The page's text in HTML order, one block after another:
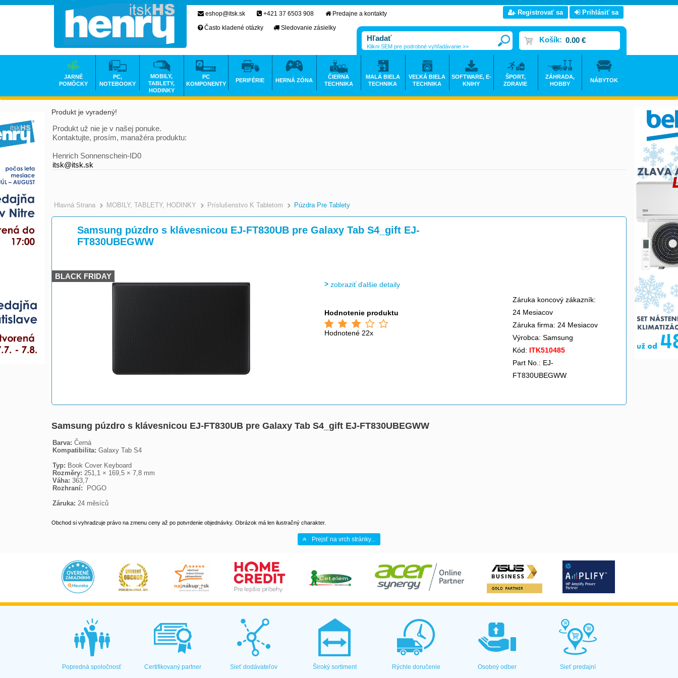
Produkt je vyradený!
Produkt už nie je v našej ponuke.
Kontaktujte, prosím, manažéra produktu:
Henrich Sonnenschein-ID0
itsk@itsk.sk
Hlavná Strana >
MOBILY, TABLETY, HODINKY >
Príslušenstvo K Tabletom >
Púzdra Pre Tablety
Samsung púzdro s klávesnicou EJ-FT830UB pre Galaxy Tab S4_gift EJ-
FT830UBEGWW
BLACK FRIDAY
zobraziť ďalšie detaily
Hodnotenie produktu
Hodnotené 22x
Záruka koncový zákazník:
24 Mesiacov
Záruka firma: 24 Mesiacov
Výrobca: Samsung
Kód: ITK510485
Part No.: EJ-
FT830UBEGWW
Samsung púzdro s klávesnicou EJ-FT830UB pre Galaxy Tab S4_gift EJ-FT830UBEGWW
Barva:
Kompatibilita: Galaxy Tab S4
Typ:
Rozměry:
Váha:
Rozhraní:
  POGO
Záruka: 24 měsíců
Obchod si vyhradzuje právo na zmenu ceny až po potvrdenie objednávky. Obrázok má len ilustračný charakter.
Prejsť na vrch stránky...
eshop@itsk.sk +421 37 6503 908
Predajne a kontakty
Často kladené otázky
Sledovanie zásielky
Registrovať sa Prihlásiť sa
Košík: 0.00 €
Klikni SEM pre podrobné vyhľadávanie >>
JARNÉ
POMÔCKY
PC,
NOTEBOOKY
MOBILY,
TABLETY,
HODINKY
PC
KOMPONENTY
PERIFÉRIE HERNÁ ZÓNA
ČIERNA
TECHNIKA
MALÁ BIELA
TECHNIKA
VEĽKÁ BIELA
TECHNIKA
SOFTWARE, E-
KNIHY
ŠPORT,
ZDRAVIE
ZÁHRADA,
HOBBY
NÁBYTOK
Popredná spoločnosť Certifikovaný partner Sieť dodávateľov Široký sortiment Rýchle doručenie Osobný odber Sieť predajní